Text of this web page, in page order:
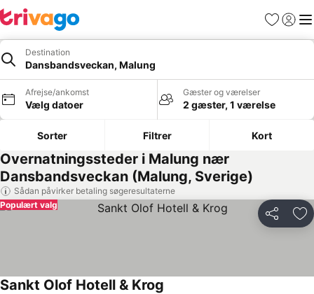
Favoritter
Log ind
Destination
Dansbandsveckan, Malung
Afrejse/ankomst
Vælg datoer
Gæster og værelser
2 gæster, 1 værelse
Sorter Filtrer Kort
Overnatningssteder i Malung nær
Dansbandsveckan (Malung, Sverige)
Sådan påvirker betaling søgeresultaterne
Del
Populært valg
Sankt Olof Hotell & Krog